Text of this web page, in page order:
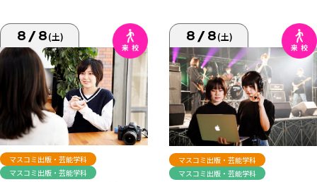
8/8(土)
マスコミ出版・芸能学科
マスコミ出版・芸能学科
8/8(土)
マスコミ出版・芸能学科
マスコミ出版・芸能学科